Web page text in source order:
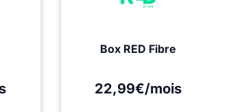
Box RED Fibre
22,99€/mois